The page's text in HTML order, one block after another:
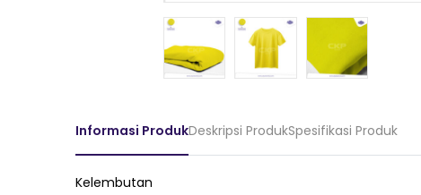
Informasi ProdukDeskripsi ProdukSpesifikasi Produk
Kelembutan